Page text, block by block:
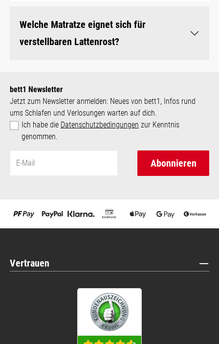
Welche Matratze eignet sich für
verstellbaren Lattenrost?
bett1 Newsletter
Jetzt zum Newsletter anmelden: Neues von bett1, Infos rund
ums Schlafen und Verlosungen warten auf dich.
Ich habe die Datenschutzbedingungen zur Kenntnis
genommen.
Abonnieren
Vertrauen